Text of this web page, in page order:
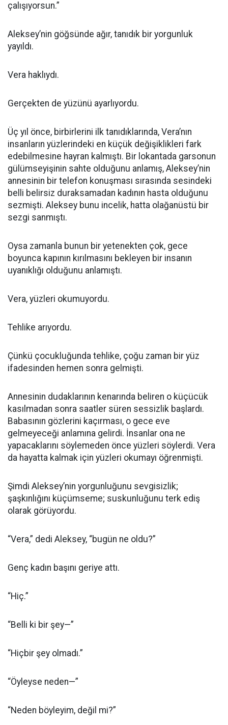
çalışıyorsun.”
Aleksey’nin göğsünde ağır, tanıdık bir yorgunluk
yayıldı.
Vera haklıydı.
Gerçekten de yüzünü ayarlıyordu.
Üç yıl önce, birbirlerini ilk tanıdıklarında, Vera’nın
insanların yüzlerindeki en küçük değişiklikleri fark
edebilmesine hayran kalmıştı. Bir lokantada garsonun
gülümseyişinin sahte olduğunu anlamış, Aleksey’nin
annesinin bir telefon konuşması sırasında sesindeki
belli belirsiz duraksamadan kadının hasta olduğunu
sezmişti. Aleksey bunu incelik, hatta olağanüstü bir
sezgi sanmıştı.
Oysa zamanla bunun bir yetenekten çok, gece
boyunca kapının kırılmasını bekleyen bir insanın
uyanıklığı olduğunu anlamıştı.
Vera, yüzleri okumuyordu.
Tehlike arıyordu.
Çünkü çocukluğunda tehlike, çoğu zaman bir yüz
ifadesinden hemen sonra gelmişti.
Annesinin dudaklarının kenarında beliren o küçücük
kasılmadan sonra saatler süren sessizlik başlardı.
Babasının gözlerini kaçırması, o gece eve
gelmeyeceği anlamına gelirdi. İnsanlar ona ne
yapacaklarını söylemeden önce yüzleri söylerdi. Vera
da hayatta kalmak için yüzleri okumayı öğrenmişti.
Şimdi Aleksey’nin yorgunluğunu sevgisizlik;
şaşkınlığını küçümseme; suskunluğunu terk ediş
olarak görüyordu.
“Vera,” dedi Aleksey, “bugün ne oldu?”
Genç kadın başını geriye attı.
“Hiç.”
“Belli ki bir şey—”
“Hiçbir şey olmadı.”
“Öyleyse neden—”
“Neden böyleyim, değil mi?”